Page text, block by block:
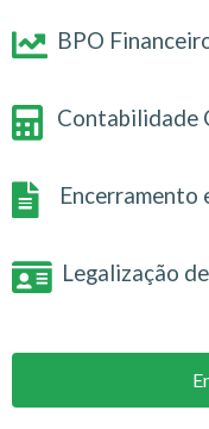
BPO
Contabilidade
Encerramento
Legalização